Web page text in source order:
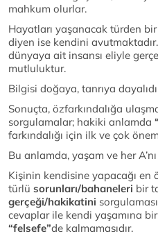
mahkum olurlar.
Hayatları yaşanacak türden
diyen ise kendini
dünyaya ait insansı eliyle
mutluluktur.
Bilgisi doğaya, tanrıya
Sonuçta, özfarkındalığa
sorgulamalar; hakiki anlamda
farkındalığı için ilk ve çok
Bu anlamda, yaşam ve her
Kişinin kendisine yapacağı en
türlü sorunları/bahaneleri bir
gerçeği/hakikatini
cevaplar ile kendi yaşamına
“felsefe”de kalmamasıdır.